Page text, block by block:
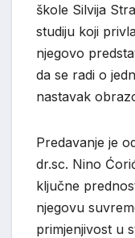
škole Silvija
studiju koji
njegovo
da se radi o
nastavak
Predavanje je
dr.sc. Nino
ključne
njegovu
primjenjivost u